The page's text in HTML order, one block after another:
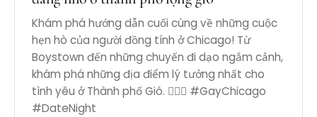
Khám phá hướng dẫn cuối cùng về những cuộc
hẹn hò của người đồng tính ở Chicago! Từ
Boystown đến những chuyến đi dạo ngắm cảnh,
khám phá những địa điểm lý tưởng nhất cho
tình yêu ở Thành phố Gió. 🏳️‍🌈✨ #GayChicago
#DateNight